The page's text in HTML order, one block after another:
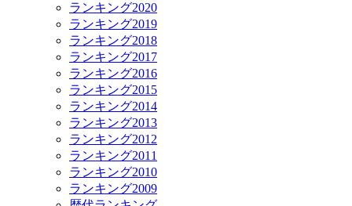
ランキング2020
ランキング2019
ランキング2018
ランキング2017
ランキング2016
ランキング2015
ランキング2014
ランキング2013
ランキング2012
ランキング2011
ランキング2010
ランキング2009